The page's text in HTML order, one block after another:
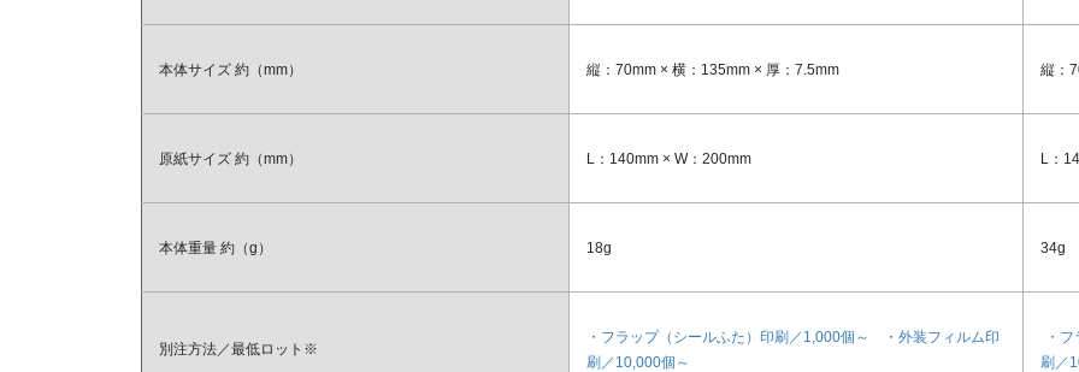
本体サイズ 約（mm） 縦：70mm × 横：135mm × 厚：7.5mm 縦：
原紙サイズ 約（mm） L：140mm × W：200mm L：
本体重量 約（g） 18g 34g
別注方法／最低ロット※
・フラップ（シールふた）印刷／1,000個～ ・外装フィルム印
刷／10,000個～
・
刷／